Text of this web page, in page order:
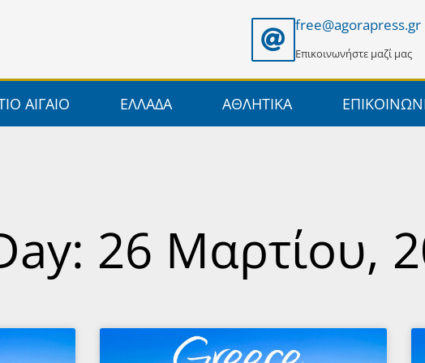
free@agorapress.gr
Επικοινωνήστε μαζί μας
ΑΙΓΑΙΟ ΕΛΛΑΔΑ ΑΘΛΗΤΙΚΑ
26 Μαρτίου,